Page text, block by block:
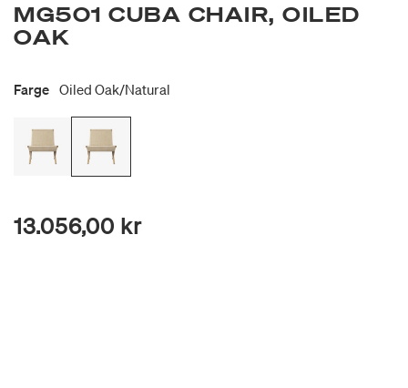
MG501 CUBA CHAIR, OILED
OAK
Farge Oiled Oak/natural
13.056,00 kr